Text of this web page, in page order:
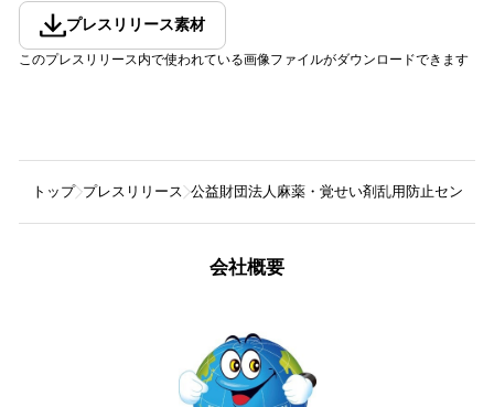
プレスリリース素材
このプレスリリース内で使われている画像ファイルがダウンロードできます
トップ プレスリリース 公益財団法人麻薬・覚せい剤乱用防止センター
会社概要